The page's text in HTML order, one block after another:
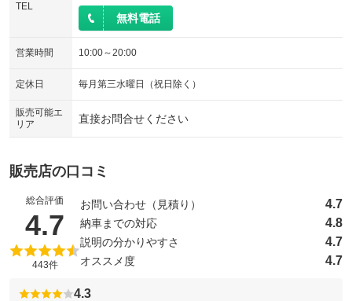
TEL
無料電話
営業時間 10:00～20:00
定休日 毎月第三水曜日（祝日除く）
販売可能エ
リア
直接お問合せください
販売店の口コミ
総合評価
4.7 （5点満点中）
443件
お問い合わせ（見積り） 4.7
納車までの対応 4.8
説明の分かりやすさ 4.7
オススメ度 4.7
4.3